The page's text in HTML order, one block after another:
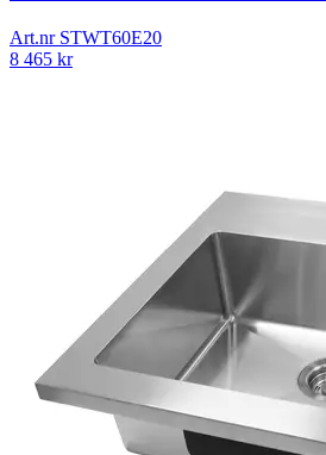
Art.nr STWT60E20
8 465 kr